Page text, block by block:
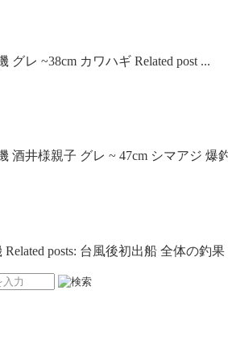
グレ ~38cm カワハギ Related post ...
酒井様親子 グレ ~ 47cm シマアジ 爆
Related posts: 台風後初出船 全体の釣果